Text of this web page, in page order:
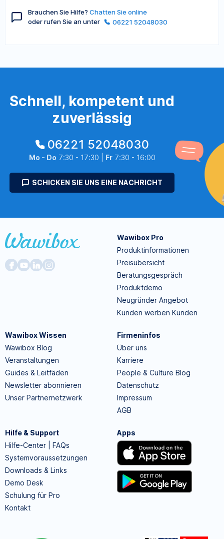
Brauchen Sie Hilfe? Chatten Sie online
oder rufen Sie an unter
06221 52048030
Schnell, kompetent und
zuverlässig
06221 52048030
Mo - Do 7:30 - 17:30 | Fr7:30 - 16:00
SCHICKEN SIE UNS EINE NACHRICHT
Wawibox Pro
Produktinformationen
Preisübersicht
Beratungsgespräch
Produktdemo
Neugründer Angebot
Kunden werben Kunden
Wawibox Wissen
Wawibox Blog
Veranstaltungen
Guides & Leitfäden
Newsletter abonnieren
Unser Partnernetzwerk
Firmeninfos
Über uns
Karriere
People & Culture Blog
Datenschutz
Impressum
AGB
Hilfe & Support
Hilfe-Center | FAQs
Systemvoraussetzungen
Downloads & Links
Demo Desk
Schulung für Pro
Kontakt
Apps